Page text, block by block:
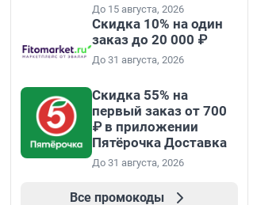
До 15 августа, 2026
Скидка 10% на один
заказ до 20 000 ₽
До 31 августа, 2026
Скидка 55% на
первый заказ от 700
₽ в приложении
Пятёрочка Доставка
До 31 августа, 2026
Все промокоды